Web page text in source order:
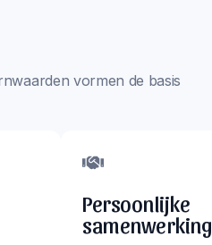
vormen de basis
Persoonlijke
samenwerking